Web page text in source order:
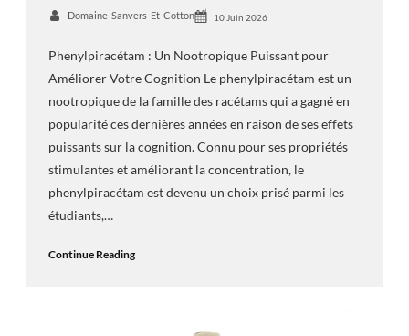
Domaine-Sanvers-Et-Cotton 10 Juin 2026
Phenylpiracétam : Un Nootropique Puissant pour
Améliorer Votre Cognition Le phenylpiracétam est un
nootropique de la famille des racétams qui a gagné en
popularité ces dernières années en raison de ses effets
puissants sur la cognition. Connu pour ses propriétés
stimulantes et améliorant la concentration, le
phenylpiracétam est devenu un choix prisé parmi les
étudiants,…
Continue Reading